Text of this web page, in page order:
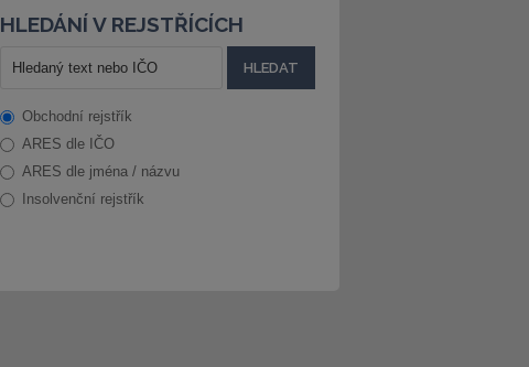
HLEDÁNÍ V REJSTŘÍCÍCH
Obchodní rejstřík
ARES dle IČO
ARES dle jména / názvu
Insolvenční rejstřík